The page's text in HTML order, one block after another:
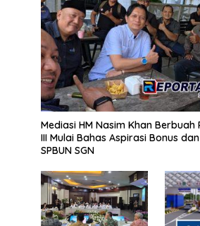
Mediasi HM Nasim Khan Berbuah
III Mulai Bahas Aspirasi Bonus
SPBUN SGN